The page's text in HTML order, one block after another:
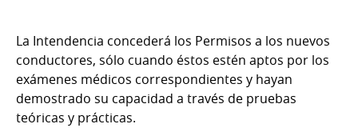
La Intendencia concederá los Permisos a los nuevos
conductores, sólo cuando éstos estén aptos por los
exámenes médicos correspondientes y hayan
demostrado su capacidad a través de pruebas
teóricas y prácticas.